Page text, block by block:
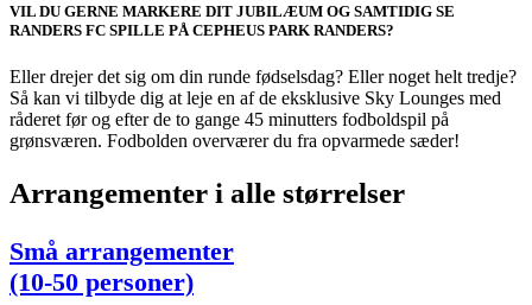
VIL DU GERNE MARKERE DIT JUBILÆUM OG SAMTIDIG SE
RANDERS FC SPILLE PÅ CEPHEUS PARK RANDERS?
Eller drejer det sig om din runde fødselsdag? Eller noget helt tredje?
Så kan vi tilbyde dig at leje en af de eksklusive Sky Lounges med
råderet før og efter de to gange 45 minutters fodboldspil på
grønsværen. Fodbolden overværer du fra opvarmede sæder!
Arrangementer i alle størrelser
Små arrangementer
(10-50 personer)